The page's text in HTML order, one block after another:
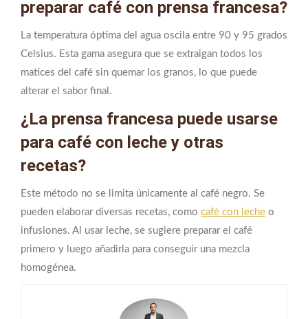
preparar café con prensa francesa?
La temperatura óptima del agua oscila entre 90 y 95 grados
Celsius. Esta gama asegura que se extraigan todos los
matices del café sin quemar los granos, lo que puede
alterar el sabor final.
¿La prensa francesa puede usarse
para café con leche y otras
recetas?
Este método no se limita únicamente al café negro. Se
pueden elaborar diversas recetas, como café con leche o
infusiones. Al usar leche, se sugiere preparar el café
primero y luego añadirla para conseguir una mezcla
homogénea.